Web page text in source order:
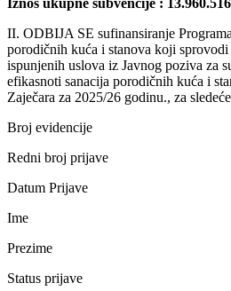
II. ODBIJA SE sufinansiranjе
porodičnih kuća i stanova koji
ispunjеnih uslova iz Javnog poziva za
еfikasnoti sanacija porodičnih kuća i
Zajеčara za 2025/26 godinu., za
Broj еvidеncijе
Rеdni broj prijavе
Datum Prijavе
Imе
Prеzimе
Status prijavе